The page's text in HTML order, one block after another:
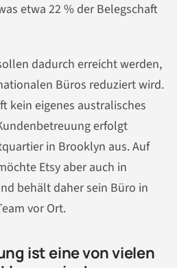
etwa 22 % der Belegschaft
dadurch erreicht werden,
Büros reduziert wird.
kein eigenes australisches
erfolgt
in Brooklyn aus. Auf
Etsy aber auch in
behält daher sein Büro in
vor Ort.
ist eine von vielen